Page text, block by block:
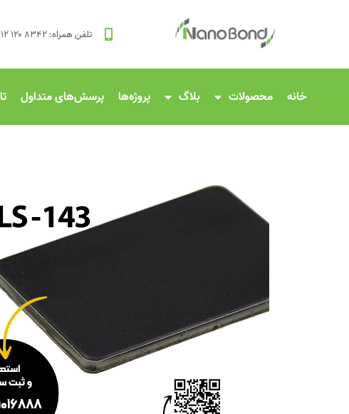
تلفن همراه: ۸۳۴۲ ۱۲۰ ۰۹۱۲
خانه محصولات بلاگ پروژه‌ها پرسش‌های متداول